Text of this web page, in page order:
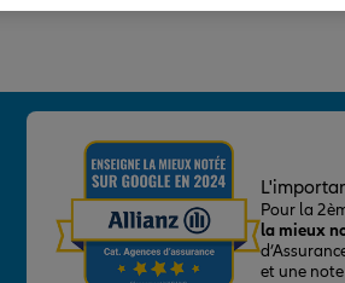
Pour la
la mieux
et une